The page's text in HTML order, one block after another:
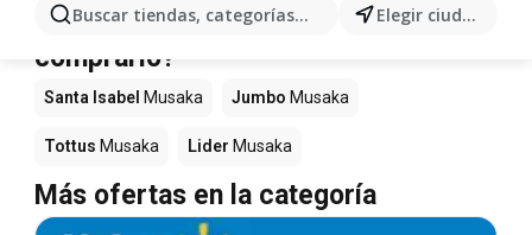
Buscar tiendas, categorías, productos... Elegir ciudad
Musaka en oferta - ¿Dónde
comprarlo?
Santa Isabel Musaka Jumbo Musaka
Tottus Musaka Lider Musaka
Más ofertas en la categoría